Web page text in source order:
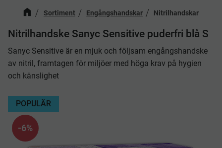
Sortiment Engångshandskar Nitrilhandskar
​Nitrilhandske Sanyc Sensitive puderfri blå S
Sanyc Sensitive är en mjuk och följsam engångshandske
av nitril, framtagen för miljöer med höga krav på hygien
och känslighet
6%
POPULÄR